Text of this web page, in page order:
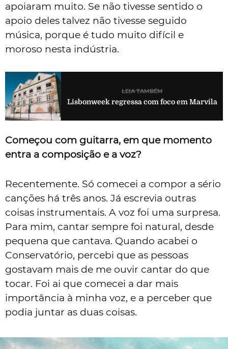
apoiaram muito. Se não tivesse sentido o
apoio deles talvez não tivesse seguido
música, porque é tudo muito difícil e
moroso nesta indústria.
LEIA TAMBÉM
Lisbonweek regressa com foco em Marvila
Começou com guitarra, em que momento
entra a composição e a voz?
Recentemente. Só comecei a compor a sério
canções há três anos. Já escrevia outras
coisas instrumentais. A voz foi uma surpresa.
Para mim, cantar sempre foi natural, desde
pequena que cantava. Quando acabei o
Conservatório, percebi que as pessoas
gostavam mais de me ouvir cantar do que
tocar. Foi ai que comecei a dar mais
importância à minha voz, e a perceber que
podia juntar as duas coisas.